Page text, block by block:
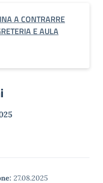
A CONTRARRE
E AULA
27.08.2025